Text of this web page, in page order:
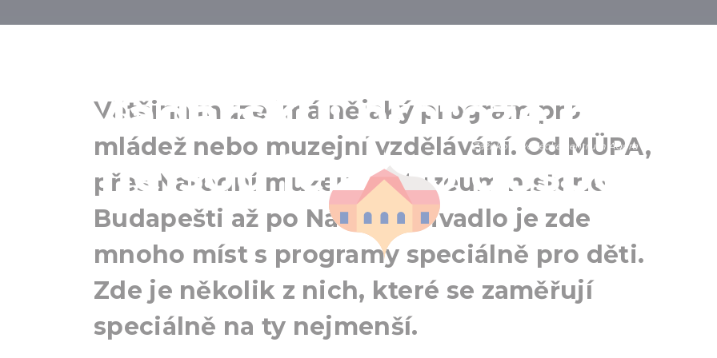
v Maďarsku: protože
nejsou jen pro dospělé
Zážitkové vědecké centrum Agora Debrecín
Debercen
Většina muzeí má nějaký program pro
mládež nebo muzejní vzdělávání. Od MÜPA,
přes Národní muzeum, Muzeum historie
Budapešti až po Národní divadlo je zde
mnoho míst s programy speciálně pro děti.
Zde je několik z nich, které se zaměřují
speciálně na ty nejmenší.